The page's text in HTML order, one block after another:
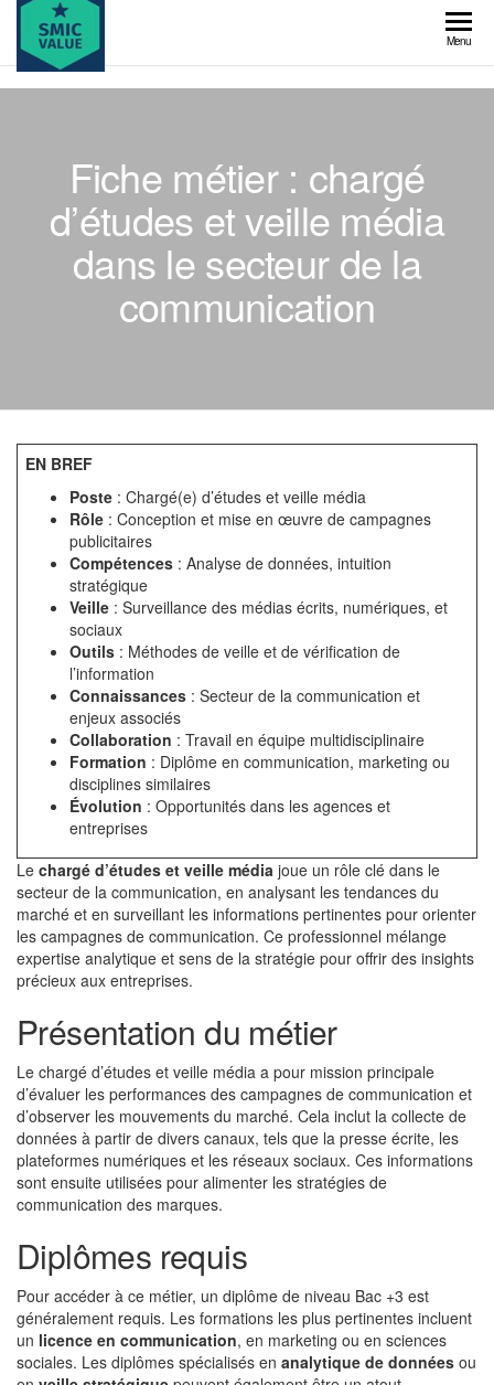
Skip
the
content
value
Menu
Fiche métier : chargé
d’études et veille média
dans le secteur de la
communication
EN BREF
Poste : Chargé(e) d’études et veille média
Rôle : Conception et mise en œuvre de campagnes
publicitaires
Compétences : Analyse de données, intuition
stratégique
Veille : Surveillance des médias écrits, numériques, et
sociaux
Outils : Méthodes de veille et de vérification de
l’information
Connaissances : Secteur de la communication et
enjeux associés
Collaboration : Travail en équipe multidisciplinaire
Formation : Diplôme en communication, marketing ou
disciplines similaires
Évolution : Opportunités dans les agences et
entreprises
Le chargé d’études et veille média joue un rôle clé dans le
secteur de la communication, en analysant les tendances du
marché et en surveillant les informations pertinentes pour orienter
les campagnes de communication. Ce professionnel mélange
expertise analytique et sens de la stratégie pour offrir des insights
précieux aux entreprises.
Présentation du métier
Le chargé d’études et veille média a pour mission principale
d’évaluer les performances des campagnes de communication et
d’observer les mouvements du marché. Cela inclut la collecte de
données à partir de divers canaux, tels que la presse écrite, les
plateformes numériques et les réseaux sociaux. Ces informations
sont ensuite utilisées pour alimenter les stratégies de
communication des marques.
Diplômes requis
Pour accéder à ce métier, un diplôme de niveau Bac +3 est
généralement requis. Les formations les plus pertinentes incluent
un licence en communication, en marketing ou en sciences
sociales. Les diplômes spécialisés en analytique de données ou